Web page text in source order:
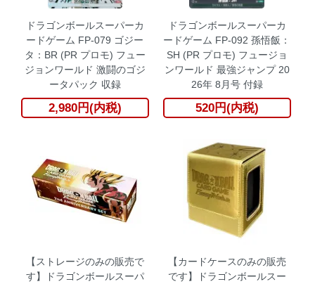
ドラゴンボールスーパーカ
ードゲーム FP-079 ゴジー
タ：BR (PR プロモ) フュー
ジョンワールド 激闘のゴジ
ータパック 収録
2,980円(内税)
ドラゴンボールスーパーカ
ードゲーム FP-092 孫悟飯：
SH (PR プロモ) フュージョ
ンワールド 最強ジャンプ 20
26年 8月号 付録
520円(内税)
【ストレージのみの販売で
す】ドラゴンボールスーパ
【カードケースのみの販売
です】ドラゴンボールスー